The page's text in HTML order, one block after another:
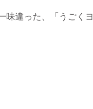
違った、「うごく